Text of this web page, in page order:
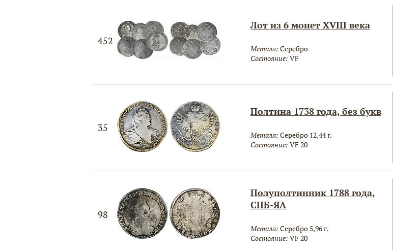
452
Лот из 6 монет XVIII века
Металл: Серебро
Состояние: VF
35
Полтина 1738 года, без букв
Металл: Серебро 12,44 г.
Состояние: VF 20
98
Полуполтинник 1788 года,
СПБ-ЯА
Металл: Серебро 5,96 г.
Состояние: VF 20